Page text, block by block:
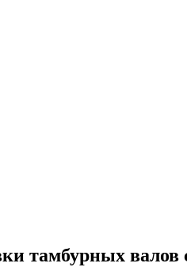
тамбурных